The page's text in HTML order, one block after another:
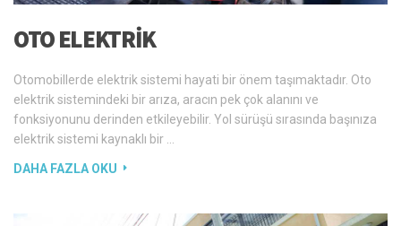
OTO ELEKTRIK
Otomobillerde elektrik sistemi hayati bir önem taşımaktadır. Oto
elektrik sistemindeki bir arıza, aracın pek çok alanını ve
fonksiyonunu derinden etkileyebilir. Yol sürüşü sırasında başınıza
elektrik sistemi kaynaklı bir …
DAHA FAZLA OKU